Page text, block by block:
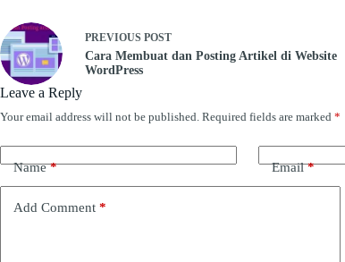
PREVIOUS POST
Cara Membuat dan Posting Artikel di Website
WordPress
Leave a Reply
Your email address will not be published. Required fields are marked *
Name* Email*
Add Comment *